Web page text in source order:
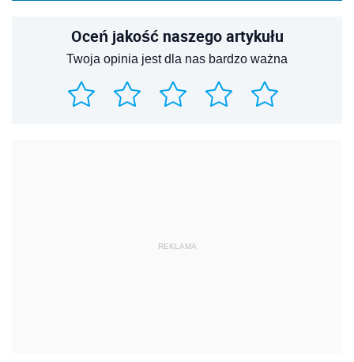
Oceń jakość naszego artykułu
Twoja opinia jest dla nas bardzo ważna
REKLAMA